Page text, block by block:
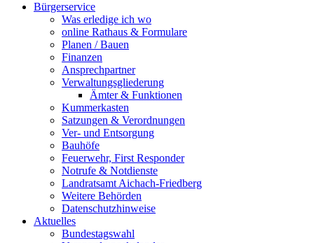
Bürgerservice
Was erledige ich wo
online Rathaus & Formulare
Planen / Bauen
Finanzen
Ansprechpartner
Verwaltungsgliederung
Ämter & Funktionen
Kummerkasten
Satzungen & Verordnungen
Ver- und Entsorgung
Bauhöfe
Feuerwehr, First Responder
Notrufe & Notdienste
Landratsamt Aichach-Friedberg
Weitere Behörden
Datenschutzhinweise
Aktuelles
Bundestagswahl